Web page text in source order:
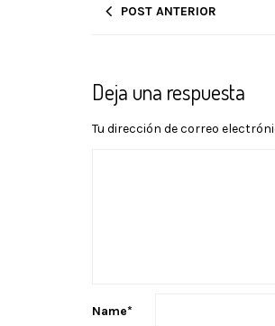
POST ANTERIOR
Deja una respuesta
Tu dirección de correo
Name*